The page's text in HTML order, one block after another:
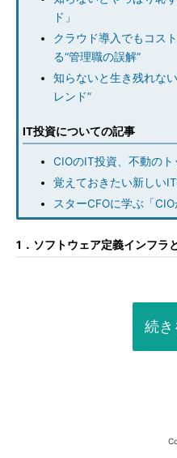
ド」
クラウド導入でもコス
る“管理職の誤解”
知らないと生き残れな
レンド”
IT投資についての記事
CIOのIT投資、不動のト
覚えておきたい新しい
スターCFOに学ぶ「
1．ソフトウェア定義インフラ
続き